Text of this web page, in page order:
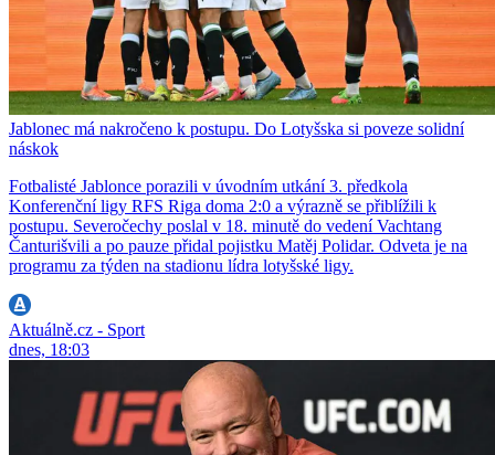
Jablonec má nakročeno k postupu. Do Lotyšska si poveze solidní
náskok
Fotbalisté Jablonce porazili v úvodním utkání 3. předkola
Konferenční ligy RFS Riga doma 2:0 a výrazně se přiblížili k
postupu. Severočechy poslal v 18. minutě do vedení Vachtang
Čanturišvili a po pauze přidal pojistku Matěj Polidar. Odveta je na
programu za týden na stadionu lídra lotyšské ligy.
Aktuálně.cz - Sport
dnes, 18:03